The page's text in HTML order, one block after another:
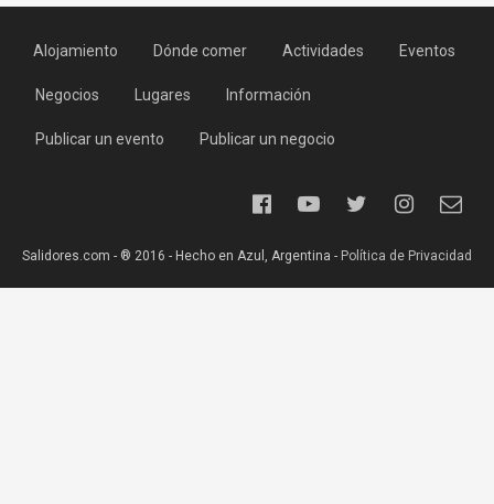
Alojamiento Dónde comer Actividades Eventos
Negocios Lugares Información
Publicar un evento Publicar un negocio
Salidores.com - ® 2016 - Hecho en Azul, Argentina - Política de Privacidad